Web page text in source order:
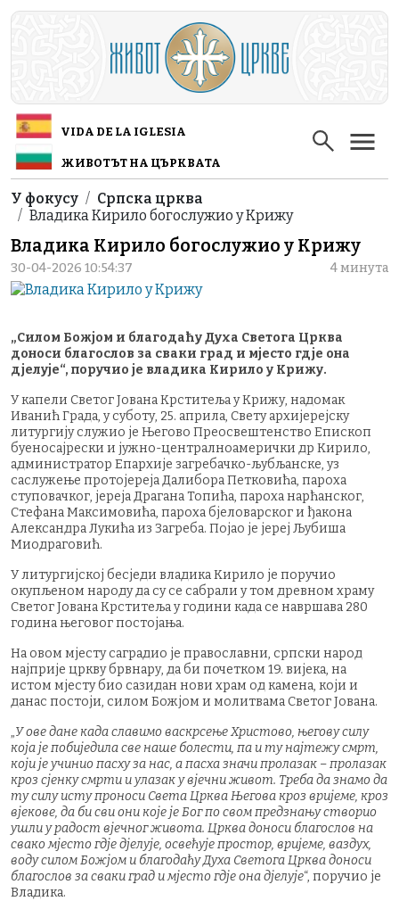
Skip to main content
VIDA DE LA IGLESIA
ЖИВОТЪТ НА ЦЪРКВАТА
Breadcrumb
У фокусу
Српска црква
Владика Кирило богослужио у Крижу
Владика Кирило богослужио у Крижу
30-04-2026 10:54:37 4 минута
„Силом Божјом и благодаћу Духа Светога Црква
доноси благослов за сваки град и мјесто гдје она
дјелује“, поручио је владика Кирило у Крижу.
У капели Светог Јована Крститеља у Крижу, надомак
Иванић Града, у суботу, 25. априла, Свету архијерејску
литургију служио је Његово Преосвештенство Епископ
буеносајрески и јужно-централноамерички др Кирило,
администратор Епархије загребачко-љубљанске, уз
саслужење протојереја Далибора Петковића, пароха
ступовачког, јереја Драгана Топића, пароха нарћанског,
Стефана Максимовића, пароха бјеловарског и ђакона
Александра Лукића из Загреба. Појао је јереј Љубиша
Миодраговић.
У литургијској бесједи владика Кирило је поручио
окупљеном народу да су се сабрали у том древном храму
Светог Јована Крститеља у години када се навршава 280
година његовог постојања.
На овом мјесту саградио је православни, српски народ
најприје цркву брвнару, да би почетком 19. вијека, на
истом мјесту био сазидан нови храм од камена, који и
данас постоји, силом Божјом и молитвама Светог Јована.
„У ове дане када славимо васкрсење Христово, његову силу
која је побиједила све наше болести, па и ту најтежу смрт,
који је учинио пасху за нас, а пасха значи пролазак – пролазак
кроз сјенку смрти и улазак у вјечни живот. Треба да знамо да
ту силу исту проноси Света Црква Његова кроз вријеме, кроз
вјекове, да би сви они које је Бог по свом предзнању створио
ушли у радост вјечног живота. Црква доноси благослов на
свако мјесто гдје дјелује, освећује простор, вријеме, ваздух,
воду силом Божјом и благодаћу Духа Светога Црква доноси
благослов за сваки град и мјесто гдје она дјелује“, поручио је
Владика.